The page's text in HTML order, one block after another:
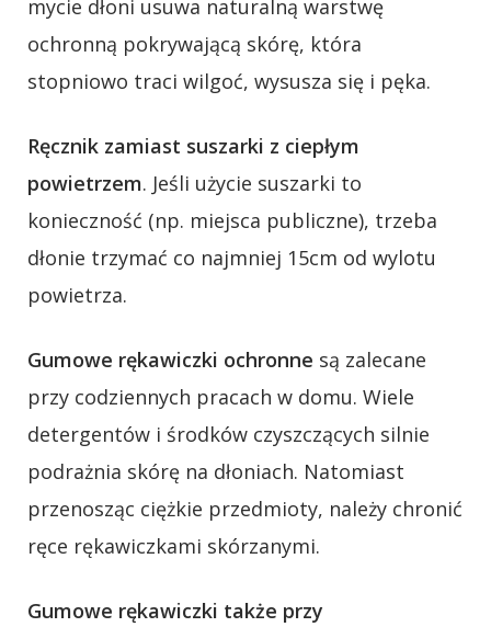
mycie dłoni usuwa naturalną warstwę
ochronną pokrywającą skórę, która
stopniowo traci wilgoć, wysusza się i pęka.
Ręcznik zamiast suszarki z ciepłym
powietrzem. Jeśli użycie suszarki to
konieczność (np. miejsca publiczne), trzeba
dłonie trzymać co najmniej 15cm od wylotu
powietrza.
Gumowe rękawiczki ochronne są zalecane
przy codziennych pracach w domu. Wiele
detergentów i środków czyszczących silnie
podrażnia skórę na dłoniach. Natomiast
przenosząc ciężkie przedmioty, należy chronić
ręce rękawiczkami skórzanymi.
Gumowe rękawiczki także przy